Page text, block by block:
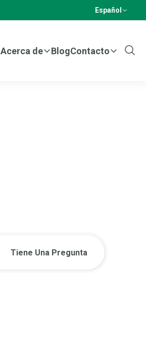
Español
Acerca de BlogContacto
Show
Tiene Una Pregunta